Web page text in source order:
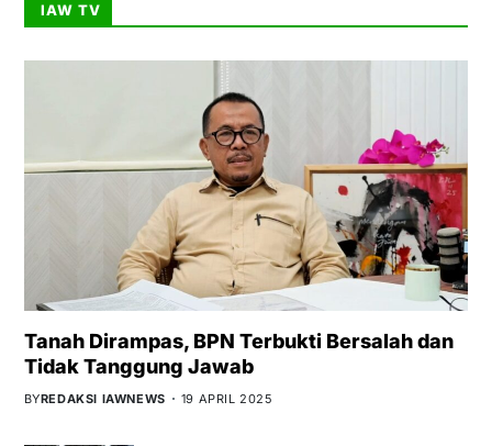
IAW TV
Tanah Dirampas, BPN Terbukti Bersalah dan
Tidak Tanggung Jawab
BYREDAKSI IAWNEWS 19 APRIL 2025